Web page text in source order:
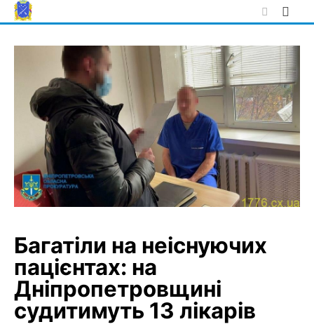
Skip
to
Багатіли на неіснуючих
пацієнтах: на
Дніпропетровщині
судитимуть 13 лікарів